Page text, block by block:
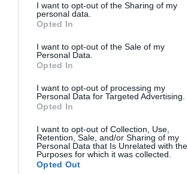
I want to opt-out of the Sharing of my
personal data.
Opted In
I want to opt-out of the Sale of my
Personal Data.
Opted In
I want to opt-out of processing my
Personal Data for Targeted Advertising.
Opted In
I want to opt-out of Collection, Use,
Retention, Sale, and/or Sharing of my
Personal Data that Is Unrelated with the
Purposes for which it was collected.
Opted Out
Lokalt väder
33°C
14:00 15:00 16:00 17:00
Senaste nytt